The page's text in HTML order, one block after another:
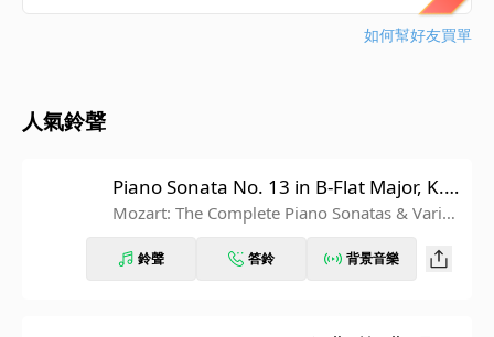
如何幫好友買單
人氣鈴聲
Piano Sonata No. 13 in B-Flat Major, K. 3
33: III. Allegretto grazioso
Mozart: The Complete Piano Sonatas & Variati
鈴聲 答鈴 背景音樂